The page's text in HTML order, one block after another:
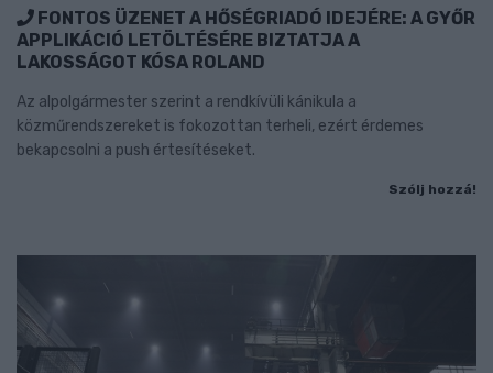
FONTOS ÜZENET A HŐSÉGRIADÓ IDEJÉRE: A GYŐR
APPLIKÁCIÓ LETÖLTÉSÉRE BIZTATJA A
LAKOSSÁGOT KÓSA ROLAND
Az alpolgármester szerint a rendkívüli kánikula a
közműrendszereket is fokozottan terheli, ezért érdemes
bekapcsolni a push értesítéseket.
Szólj hozzá!